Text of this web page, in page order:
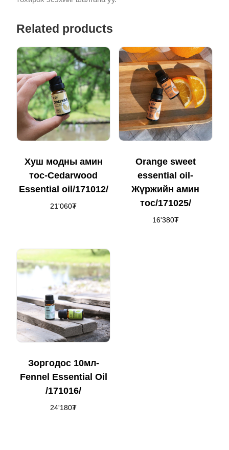
Related products
Хуш модны амин
тос-Cedarwood
Essential oil/171012/
21'060₮
Orange sweet
essential oil-
Жүржийн амин
тос/171025/
16'380₮
Зоргодос 10мл-
Fennel Essential Oil
/171016/
24'180₮